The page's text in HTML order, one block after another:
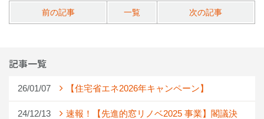
前の記事 一覧 次の記事
記事一覧
26/01/07 【住宅省エネ2026年キャンペーン】
24/12/13
速報！【先進的窓リノベ2025 事業】閣議決